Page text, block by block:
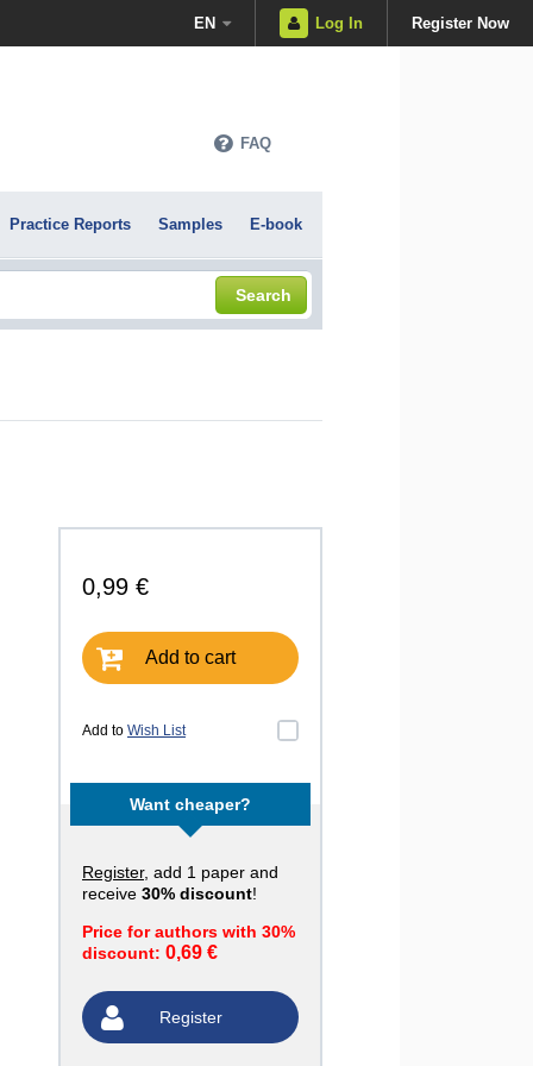
EN Log In Register Now
FAQ
Practice Reports Samples E-book
Search
0,99 €
Add to cart
Add to Wish List
Want cheaper?
Register, add 1 paper and
receive 30% discount!
Price for authors with 30%
discount: 0,69 €
Register